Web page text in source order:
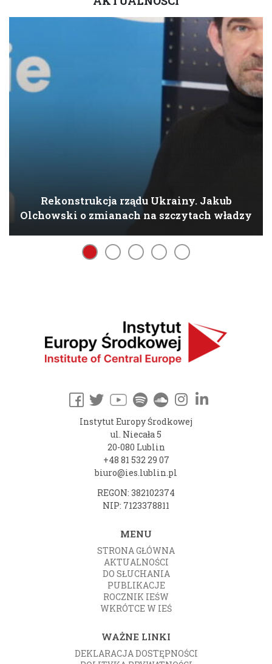
Rekonstrukcja rządu Ukrainy. Jakub
Olchowski o zmianach na szczytach władzy
Instytut Europy Środkowej
ul. Niecała 5
20-080 Lublin
+48 81 532 29 07
biuro@ies.lublin.pl
REGON: 382102374
NIP: 7123378811
MENU
STRONA GŁÓWNA
AKTUALNOŚCI
DO SŁUCHANIA
PUBLIKACJE
ROCZNIK IEŚW
WKRÓTCE W IEŚ
WAŻNE LINKI
DEKLARACJA DOSTĘPNOŚCI